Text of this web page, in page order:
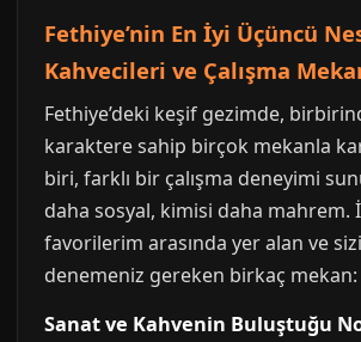
Fethiye’nin En İyi Üçüncü
Kahvecileri ve Çalışma
Fethiye’deki keşif gezimde,
karaktere sahip birçok mekanla
biri, farklı bir çalışma deneyimi
daha sosyal, kimisi daha mahrem.
favorilerim arasında yer alan ve
denemeniz gereken birkaç mekan:
Sanat ve Kahvenin Buluştuğu